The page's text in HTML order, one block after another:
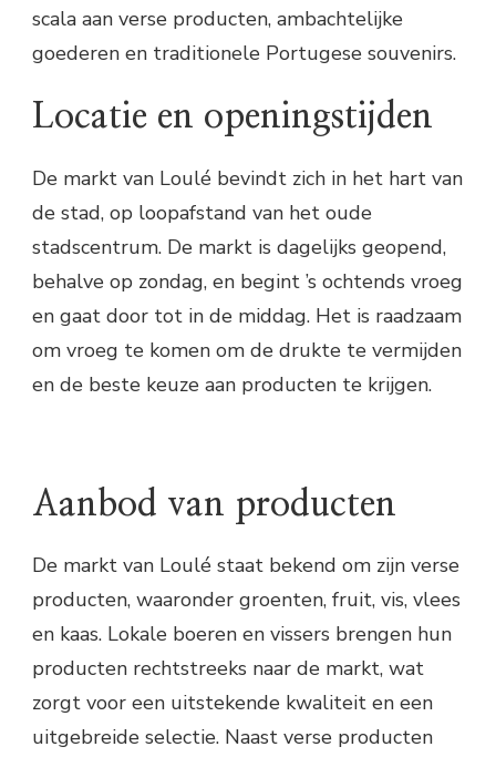
scala aan verse producten, ambachtelijke
goederen en traditionele Portugese souvenirs.
Locatie en openingstijden
De markt van Loulé bevindt zich in het hart van
de stad, op loopafstand van het oude
stadscentrum. De markt is dagelijks geopend,
behalve op zondag, en begint ’s ochtends vroeg
en gaat door tot in de middag. Het is raadzaam
om vroeg te komen om de drukte te vermijden
en de beste keuze aan producten te krijgen.
Aanbod van producten
De markt van Loulé staat bekend om zijn verse
producten, waaronder groenten, fruit, vis, vlees
en kaas. Lokale boeren en vissers brengen hun
producten rechtstreeks naar de markt, wat
zorgt voor een uitstekende kwaliteit en een
uitgebreide selectie. Naast verse producten